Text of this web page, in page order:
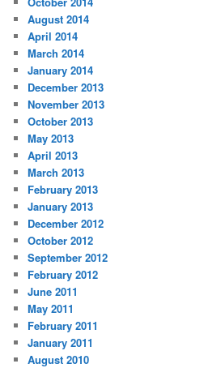
August 2014
April 2014
March 2014
January 2014
December 2013
November 2013
October 2013
May 2013
April 2013
March 2013
February 2013
January 2013
December 2012
October 2012
September 2012
February 2012
June 2011
May 2011
February 2011
January 2011
August 2010